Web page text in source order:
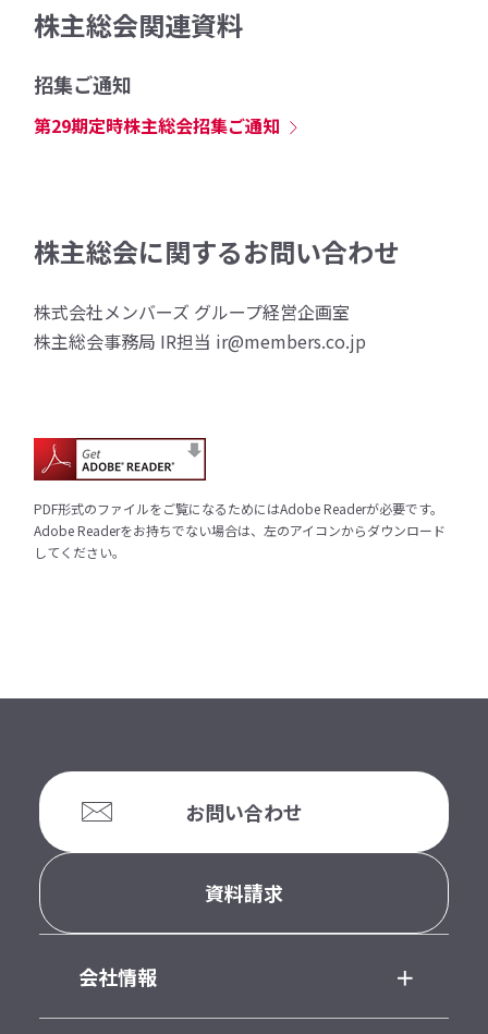
株主総会関連資料
招集ご通知
第29期定時株主総会招集ご通知
株主総会に関するお問い合わせ
株式会社メンバーズ グループ経営企画室
株主総会事務局 IR担当 ir@members.co.jp
PDF形式のファイルをご覧になるためにはAdobe Readerが必要です。
Adobe Readerをお持ちでない場合は、左のアイコンからダウンロード
してください。
お問い合わせ
資料請求
会社情報